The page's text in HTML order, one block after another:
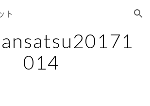
Skip to navigation
ト
014